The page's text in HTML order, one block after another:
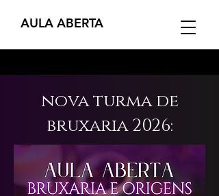
AULA ABERTA
nova turma de
bruxaria 2026: